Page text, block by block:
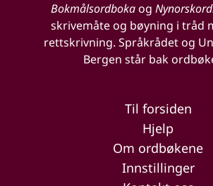
Bokmålsordbokaog
skrivemåte og bøyning i tråd
rettskrivning. Språkrådet og
Bergen står bak
Til forsiden
Hjelp
Om ordbøkene
Innstillinger